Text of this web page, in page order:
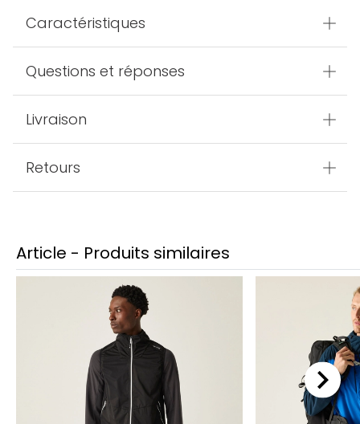
Caractéristiques
Questions et réponses
Livraison
Retours
Article - Produits similaires